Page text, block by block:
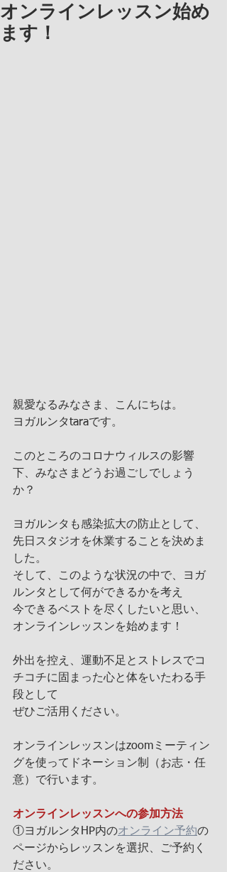
オンラインレッスン始め
ます！
親愛なるみなさま、こんにちは。
ヨガルンタtaraです。
このところのコロナウィルスの影響
下、みなさまどうお過ごしでしょう
か？
ヨガルンタも感染拡大の防止として、
先日スタジオを休業することを決めま
した。
そして、このような状況の中で、ヨガ
ルンタとして何ができるかを考え
今できるベストを尽くしたいと思い、
オンラインレッスンを始めます！
外出を控え、運動不足とストレスでコ
チコチに固まった心と体をいたわる手
段として
ぜひご活用ください。
オンラインレッスンはzoomミーティン
グを使ってドネーション制（お志・任
意）で行います。
オンラインレッスンへの参加方法
①ヨガルンタHP内のオンライン予約の
ページからレッスンを選択、ご予約く
ださい。